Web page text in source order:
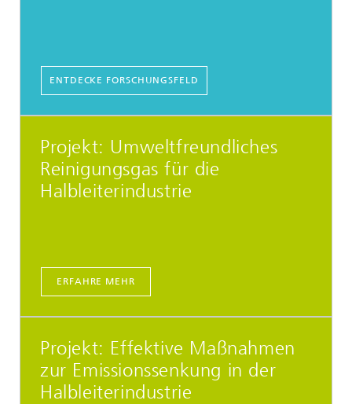
ENTDECKE FORSCHUNGSFELD
Projekt: Umweltfreundliches
Reinigungsgas für die
Halbleiterindustrie
ERFAHRE MEHR
Projekt: Effektive Maßnahmen
zur Emissionssenkung in der
Halbleiterindustrie